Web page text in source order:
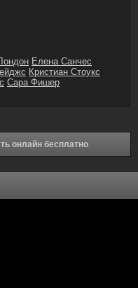
Елена Санчес
Кристиан Стоукс
Сара Фишер
онлайн бесплатно